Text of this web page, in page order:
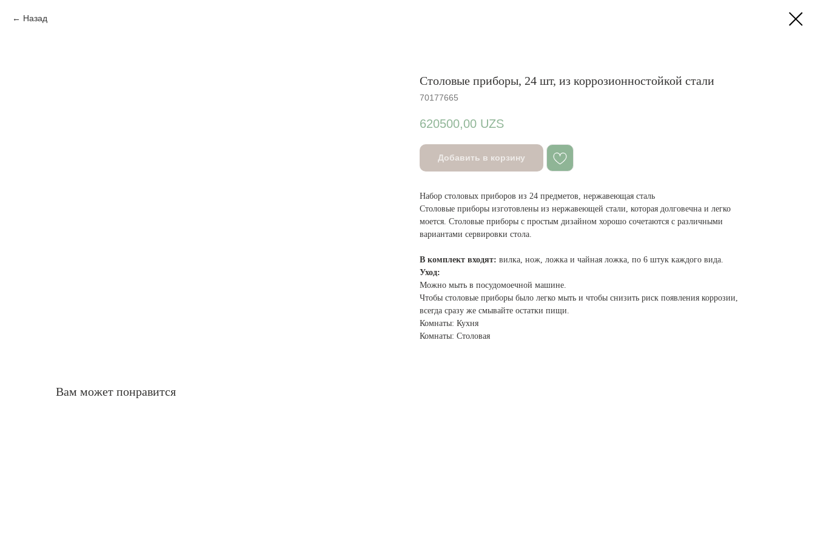
Назад
Столовые приборы, 24 шт, из коррозионностойкой стали
70177665
620500,00 UZS
Добавить в корзину
Набор столовых приборов из 24 предметов, нержавеющая сталь
Столовые приборы изготовлены из нержавеющей стали, которая долговечна и легко
моется. Столовые приборы с простым дизайном хорошо сочетаются с различными
вариантами сервировки стола.
В комплект входят: вилка, нож, ложка и чайная ложка, по 6 штук каждого вида.
Уход:
Можно мыть в посудомоечной машине.
Чтобы столовые приборы было легко мыть и чтобы снизить риск появления коррозии,
всегда сразу же смывайте остатки пищи.
Комнаты: Кухня
Комнаты: Столовая
Вам может понравится